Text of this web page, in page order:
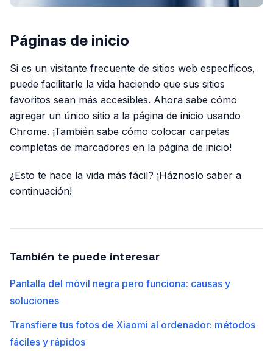
Páginas de inicio
Si es un visitante frecuente de sitios web específicos,
puede facilitarle la vida haciendo que sus sitios
favoritos sean más accesibles. Ahora sabe cómo
agregar un único sitio a la página de inicio usando
Chrome. ¡También sabe cómo colocar carpetas
completas de marcadores en la página de inicio!
¿Esto te hace la vida más fácil? ¡Háznoslo saber a
continuación!
También te puede interesar
Pantalla del móvil negra pero funciona: causas y
soluciones
Transfiere tus fotos de Xiaomi al ordenador: métodos
fáciles y rápidos